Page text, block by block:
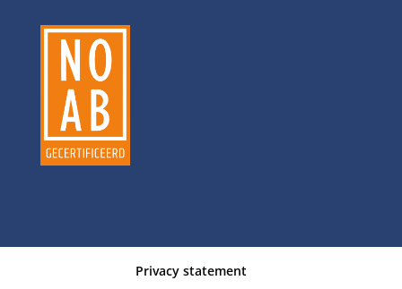
Privacy statement